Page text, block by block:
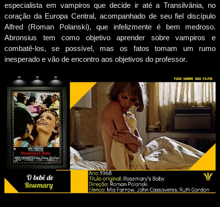
especialista em vampiros que decide ir até a Transilvânia, no
coração da Europa Central, acompanhado de seu fiel discípulo
Alfred (Roman Polanski), que infelizmente é bem medroso.
Abronsius tem como objetivo aprender sobre vampiros e
combatê-los, se possível, mas os fatos tomam um rumo
inesperado e vão de encontro aos objetivos do professor.